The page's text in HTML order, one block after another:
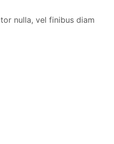
nulla, vel finibus diam